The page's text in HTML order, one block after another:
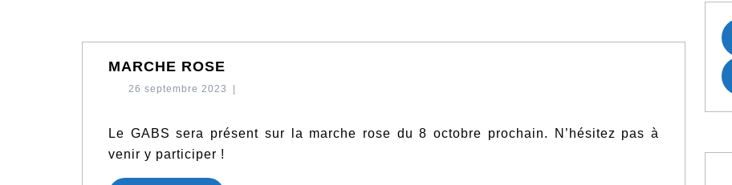
MARCHE ROSE
ROSE
26 septembre 2023 26
Le GABS sera présent sur la marche rose du 8 octobre prochain. N’hésitez pas à
venir y participer !